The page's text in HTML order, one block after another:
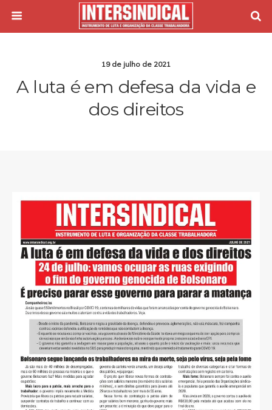
19 de julho de 2021
A luta é em defesa da vida e
dos direitos